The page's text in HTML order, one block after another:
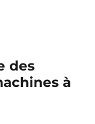
des
à